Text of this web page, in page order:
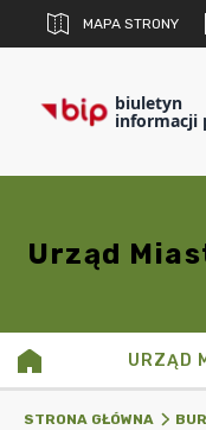
MAPA STRONY
biuletyn
informacji
Urząd
URZĄD
STRONA GŁÓWNA